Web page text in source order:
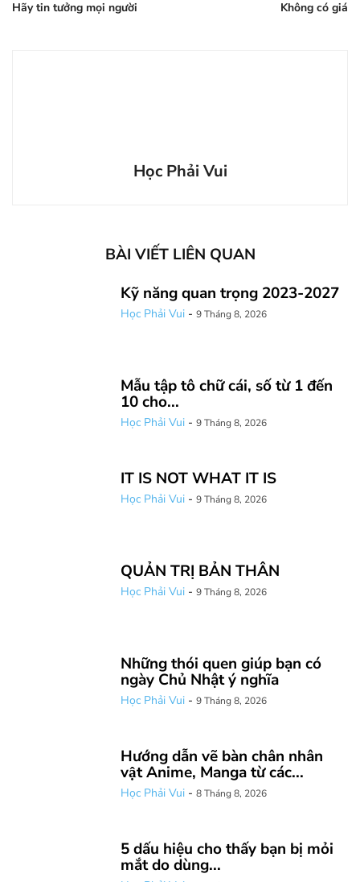
Hãy tin tưởng mọi người Không có giá
Học Phải Vui
BÀI VIẾT LIÊN QUAN
Kỹ năng quan trọng 2023-2027
Học Phải Vui - 9 Tháng 8, 2026
Mẫu tập tô chữ cái, số từ 1 đến
10 cho...
Học Phải Vui - 9 Tháng 8, 2026
IT IS NOT WHAT IT IS
Học Phải Vui - 9 Tháng 8, 2026
QUẢN TRỊ BẢN THÂN
Học Phải Vui - 9 Tháng 8, 2026
Những thói quen giúp bạn có
ngày Chủ Nhật ý nghĩa
Học Phải Vui - 9 Tháng 8, 2026
Hướng dẫn vẽ bàn chân nhân
vật Anime, Manga từ các...
Học Phải Vui - 8 Tháng 8, 2026
5 dấu hiệu cho thấy bạn bị mỏi
mắt do dùng...